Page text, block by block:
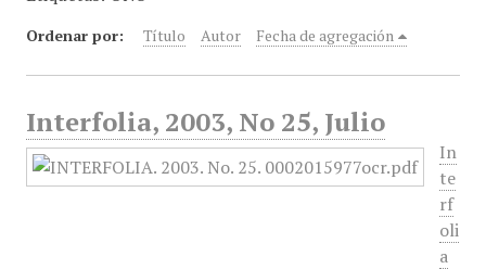
Ordenar por: Título Autor Fecha de agregación
Interfolia, 2003, No 25, Julio
In
te
rf
oli
a